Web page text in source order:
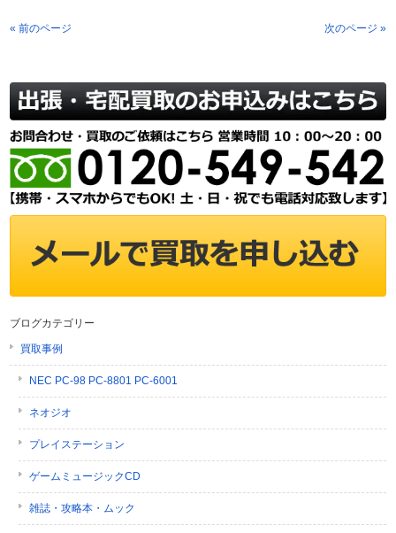
« 前のページ 次のページ »
ブログカテゴリー
買取事例
NEC PC-98 PC-8801 PC-6001
ネオジオ
プレイステーション
ゲームミュージックCD
雑誌・攻略本・ムック